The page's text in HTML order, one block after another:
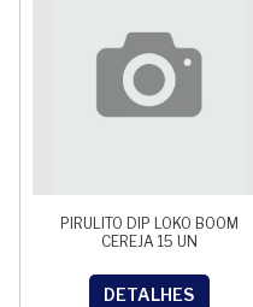
PIRULITO DIP LOKO BOOM
CEREJA 15 UN
DETALHES